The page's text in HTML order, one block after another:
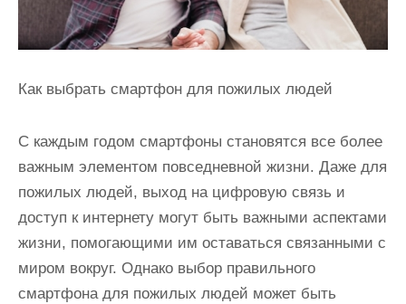
Как выбрать смартфон для пожилых людей
С каждым годом смартфоны становятся все более
важным элементом повседневной жизни. Даже для
пожилых людей, выход на цифровую связь и
доступ к интернету могут быть важными аспектами
жизни, помогающими им оставаться связанными с
миром вокруг. Однако выбор правильного
смартфона для пожилых людей может быть